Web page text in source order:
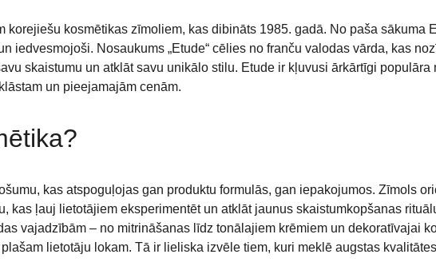
korejiešu kosmētikas zīmoliem, kas dibināts 1985. gadā. No paša sākuma
iedvesmojoši. Nosaukums „Etude“ cēlies no franču valodas vārda, kas
skaistumu un atklāt savu unikālo stilu. Etude ir kļuvusi ārkārtīgi
un pieejamajām cenām.
kas atspoguļojas gan produktu formulās, gan iepakojumos. Zīmols
kas ļauj lietotājiem eksperimentēt un atklāt jaunus skaistumkopšanas
vajadzībām – no mitrināšanas līdz tonālajiem krēmiem un dekoratīvajai
lietotāju lokam. Tā ir lieliska izvēle tiem, kuri meklē augstas